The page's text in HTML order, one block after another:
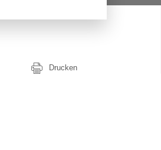
Drucken